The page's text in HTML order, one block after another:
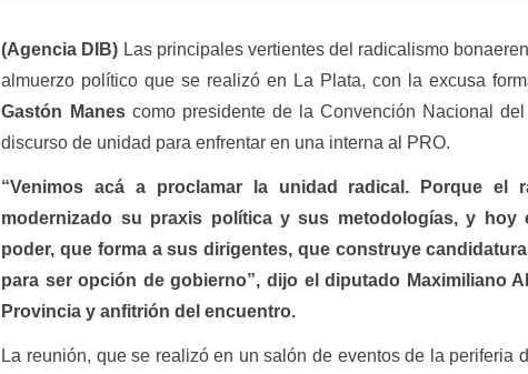
(Agencia DIB) Las principales vertientes del radicalismo
almuerzo político que se realizó en La Plata, con la excusa
Gastón Manescomo presidente de la Convención Nacional
discurso de unidad para enfrentar en una interna al PRO.
“Venimos acá a proclamar la unidad radical. Porque el
modernizado su praxis política y sus metodologías, y
poder, que forma a sus dirigentes, que construye
para ser opción de gobierno”, dijo el diputado Maximiliano
Provincia y anfitrión del encuentro.
La reunión, que se realizó en un salón de eventos de la periferia